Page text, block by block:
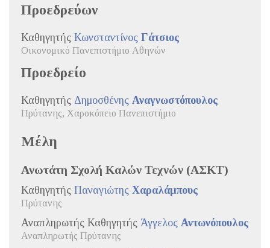
Προεδρεύων
Καθηγητής Κωνσταντίνος Γάτσιος
Οικονομικό Πανεπιστήμιο Αθηνών
Προεδρείο
Καθηγητής Δημοσθένης Αναγνωστόπουλος
Πρύτανης, Χαροκόπειο Πανεπιστήμιο
Μέλη
Ανωτάτη Σχολή Καλών Τεχνών (ΑΣΚΤ)
Καθηγητής Παναγιώτης Χαραλάμπους
Πρύτανης
Αναπληρωτής Καθηγητής Άγγελος Αντωνόπουλος
Αναπληρωτής Πρύτανης